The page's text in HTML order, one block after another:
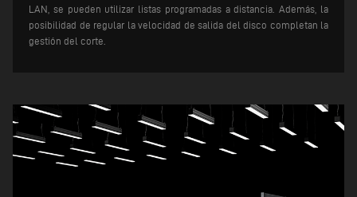
LAN, se pueden utilizar listas programadas a distancia.
Además, la
posibilidad de regular la velocidad de salida del disco completan la
gestión del corte.